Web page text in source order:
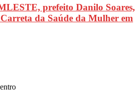
prefeito Danilo Soares,
da Saúde da Mulher em